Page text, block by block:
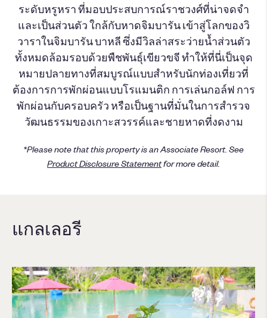
ระดับหรูหรา ที่มอบประสบการณ์ราชวงศ์ที่น่าจดจำ
และเป็นส่วนตัว ใกล้กับหาดจิมบารัน เข้าสู่โลกของวิ
วาราในจิมบารัน บาหลี ซึ่งมีวิลล่าสระว่ายน้ำส่วนตัว
ทั้งหมดล้อมรอบด้วยพืชพันธุ์เขียวขจี ทำให้ที่นี่เป็นจุด
หมายปลายทางที่สมบูรณ์แบบสำหรับนักท่องเที่ยวที่
ต้องการการพักผ่อนแบบโรแมนติก การเล่นกอล์ฟ การ
พักผ่อนกับครอบครัว หรือเป็นฐานที่มั่นในการสำรวจ
วัฒนธรรมของเกาะสวรรค์และชายหาดที่งดงาม
*Please note that this property is an Associate Resort. See
Product Disclosure Statementfor more detail.
แกลเลอรี